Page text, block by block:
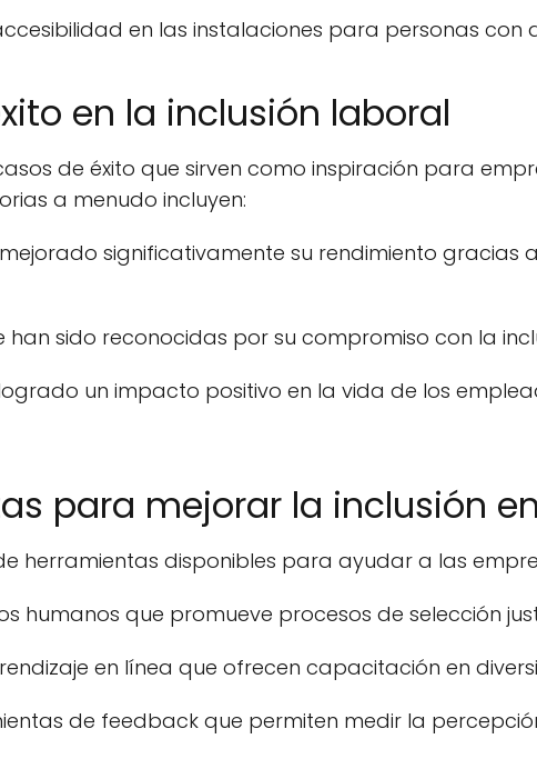
en las instalaciones para personas con
en la inclusión laboral
de éxito que sirven como inspiración para
a menudo incluyen:
significativamente su rendimiento gracias
han sido reconocidas por su compromiso con la
un impacto positivo en la vida de los
para mejorar la inclusión
herramientas disponibles para ayudar a las
humanos que promueve procesos de selección
en línea que ofrecen capacitación en
de feedback que permiten medir la